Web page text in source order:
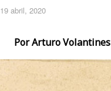
19 abril, 2020
Por Arturo Volantines